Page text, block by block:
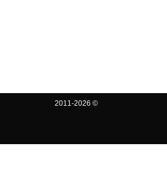
2011-2026 ©